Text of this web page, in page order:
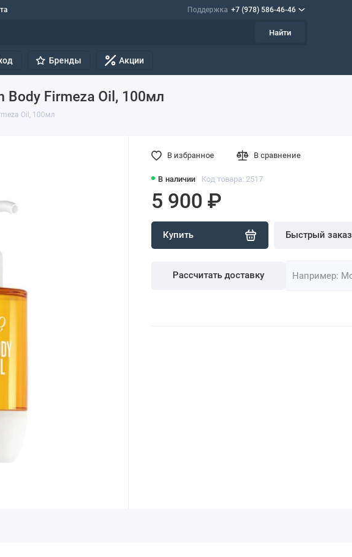
Поддержка +7 (978) 586-46-46
Найти
Бренды Акции
Body Firmeza Oil, 100мл
Oil, 100мл
В наличии Код товара: 2517
5 900 ₽
Купить Быстрый заказ
Рассчитать доставку
В избранное В сравнение